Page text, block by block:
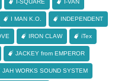
I-SQUARE I-VAN
I MAN K.O. INDEPENDENT
IRON CLAW iTex
JACKEY from EMPEROR
JAH WORKS SOUND SYSTEM